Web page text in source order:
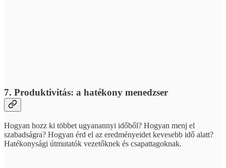
7. Produktivitás: a hatékony menedzser
Hogyan hozz ki többet ugyanannyi időből? Hogyan menj el
szabadságra? Hogyan érd el az eredményeidet kevesebb idő alatt?
Hatékonysági útmutatók vezetőknek és csapattagoknak.